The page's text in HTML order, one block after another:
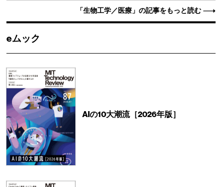
「生物工学／医療」の記事をもっと読む
eムック
AIの10大潮流［2026年版］